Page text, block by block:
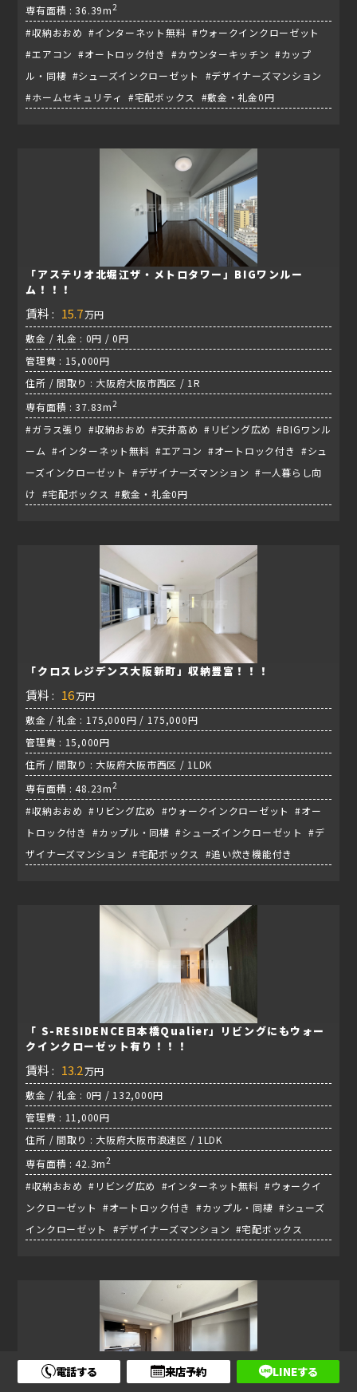
専有面積 : 36.39m2
#収納おおめ #インターネット無料 #ウォークインクローゼット
#エアコン #オートロック付き #カウンターキッチン #カップ
ル・同棲 #シューズインクローゼット #デザイナーズマンション
#ホームセキュリティ #宅配ボックス #敷金・礼金0円
「アステリオ北堀江ザ・メトロタワー」BIGワンルー
ム！！！
賃料 : 15.7万円
敷金 / 礼金 : 0円 / 0円
管理費 : 15,000円
住所 / 間取り : 大阪府大阪市西区 / 1R
専有面積 : 37.83m2
#ガラス張り #収納おおめ #天井高め #リビング広め #BIGワンル
ーム #インターネット無料 #エアコン #オートロック付き #シュ
ーズインクローゼット #デザイナーズマンション #一人暮らし向
け #宅配ボックス #敷金・礼金0円
「クロスレジデンス大阪新町」収納豊富！！！
賃料 : 16万円
敷金 / 礼金 : 175,000円 / 175,000円
管理費 : 15,000円
住所 / 間取り : 大阪府大阪市西区 / 1LDK
専有面積 : 48.23m2
#収納おおめ #リビング広め #ウォークインクローゼット #オー
トロック付き #カップル・同棲 #シューズインクローゼット #デ
ザイナーズマンション #宅配ボックス #追い炊き機能付き
「 S-RESIDENCE日本橋Qualier」リビングにもウォー
クインクローゼット有り！！！
賃料 : 13.2 万円
敷金 / 礼金 : 0円 / 132,000円
管理費 : 11,000円
住所 / 間取り : 大阪府大阪市浪速区 / 1LDK
専有面積 : 42.3m2
#収納おおめ #リビング広め #インターネット無料 #ウォークイ
ンクローゼット #オートロック付き #カップル・同棲 #シューズ
インクローゼット #デザイナーズマンション #宅配ボックス
電話する 来店予約 LINEする